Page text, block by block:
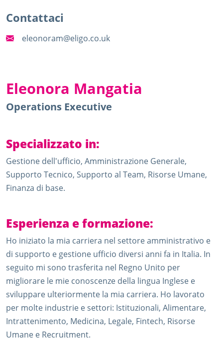
Contattaci
eleonoram@eligo.co.uk
Eleonora Mangatia
Operations Executive
Specializzato in:
Gestione dell'ufficio, Amministrazione Generale,
Supporto Tecnico, Supporto al Team, Risorse Umane,
Finanza di base.
Esperienza e formazione:
Ho iniziato la mia carriera nel settore amministrativo e
di supporto e gestione ufficio diversi anni fa in Italia. In
seguito mi sono trasferita nel Regno Unito per
migliorare le mie conoscenze della lingua Inglese e
sviluppare ulteriormente la mia carriera. Ho lavorato
per molte industrie e settori: Istituzionali, Alimentare,
Intrattenimento, Medicina, Legale, Fintech, Risorse
Umane e Recruitment.